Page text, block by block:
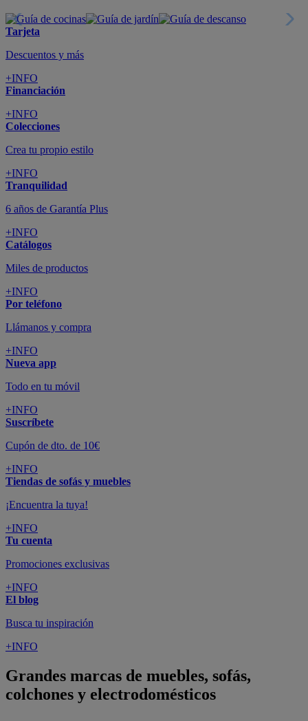
Tarjeta
Descuentos y más
+INFO
Financiación
+INFO
Colecciones
Crea tu propio estilo
+INFO
Tranquilidad
6 años de Garantía Plus
+INFO
Catálogos
Miles de productos
+INFO
Por teléfono
Llámanos y compra
+INFO
Nueva app
Todo en tu móvil
+INFO
Suscríbete
Cupón de dto. de 10€
+INFO
Tiendas de sofás y muebles
¡Encuentra la tuya!
+INFO
Tu cuenta
Promociones exclusivas
+INFO
El blog
Busca tu inspiración
+INFO
Grandes marcas de muebles, sofás,
colchones y electrodomésticos